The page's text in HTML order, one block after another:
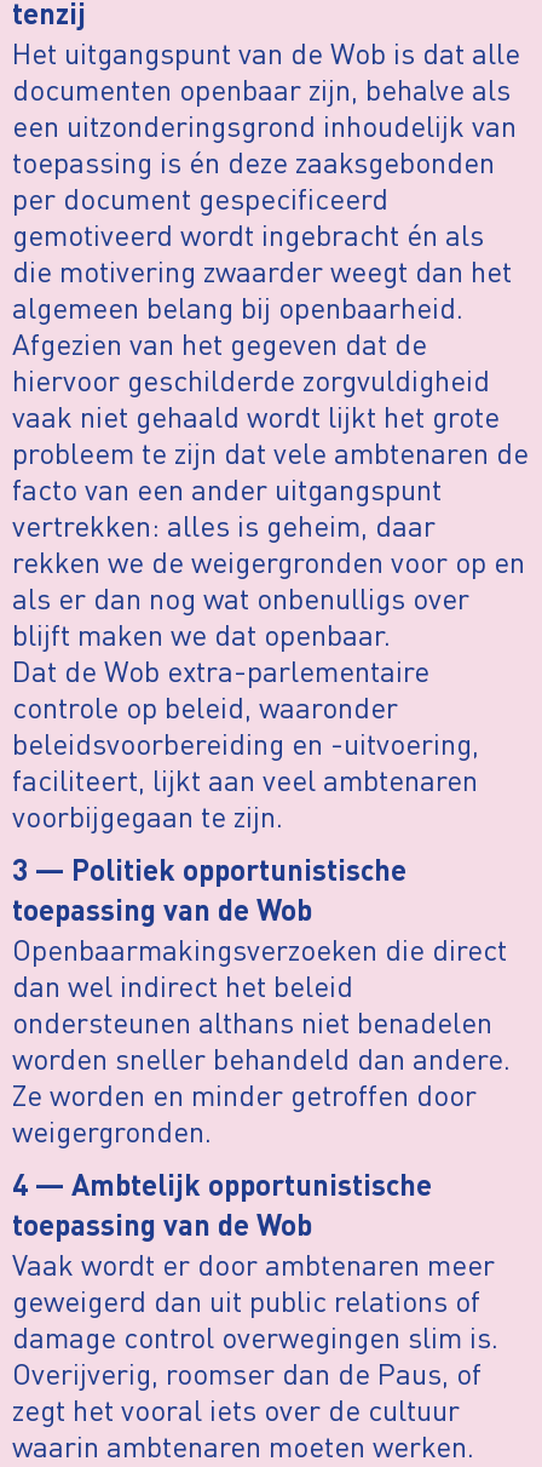
tenzij
Het uitgangspunt van de Wob is dat alle
documenten openbaar zijn, behalve als
een uitzonderingsgrond inhoudelijk van
toepassing is én deze zaaksgebonden
per document gespecificeerd
gemotiveerd wordt ingebracht én als
die motivering zwaarder weegt dan het
algemeen belang bij openbaarheid.
Afgezien van het gegeven dat de
hiervoor geschilderde zorgvuldigheid
vaak niet gehaald wordt lijkt het grote
probleem te zijn dat vele ambtenaren de
facto van een ander uitgangspunt
vertrekken: alles is geheim, daar
rekken we de weigergronden voor op en
als er dan nog wat onbenulligs over
blijft maken we dat openbaar.
Dat de Wob extra-parlementaire
controle op beleid, waaronder
beleidsvoorbereiding en -uitvoering,
faciliteert, lijkt aan veel ambtenaren
voorbijgegaan te zijn.
3 — Politiek opportunistische
toepassing van de Wob
Openbaarmakingsverzoeken die direct
dan wel indirect het beleid
ondersteunen althans niet benadelen
worden sneller behandeld dan andere.
Ze worden en minder getroffen door
weigergronden.
4 — Ambtelijk opportunistische
toepassing van de Wob
Vaak wordt er door ambtenaren meer
geweigerd dan uit public relations of
damage control overwegingen slim is.
Overijverig, roomser dan de Paus, of
zegt het vooral iets over de cultuur
waarin ambtenaren moeten werken.